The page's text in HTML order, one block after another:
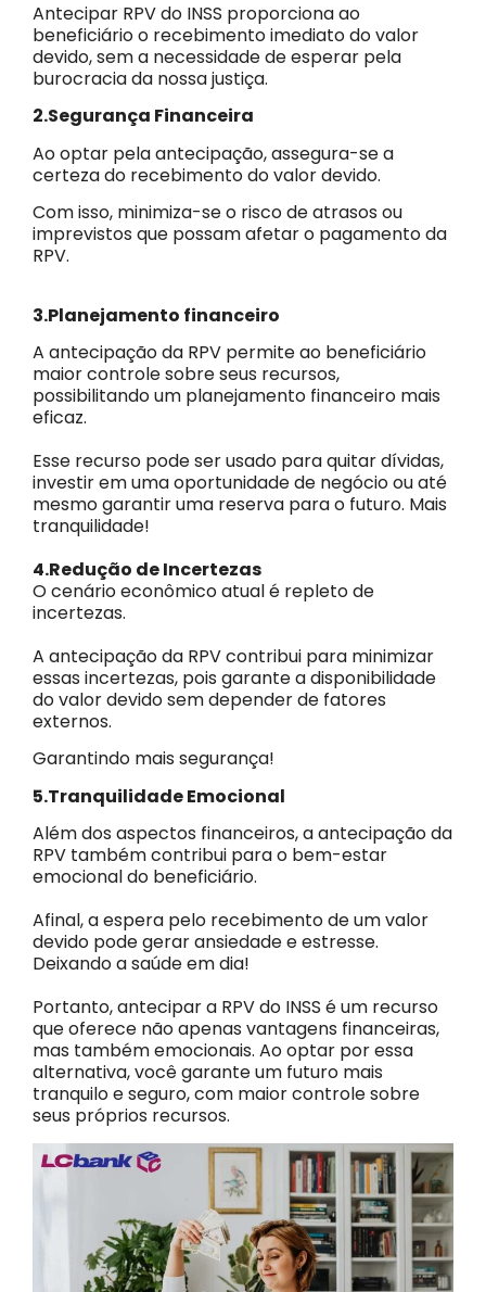
Antecipar RPV do INSS proporciona ao
beneficiário o recebimento imediato do valor
devido, sem a necessidade de esperar pela
burocracia da nossa justiça.
2.Segurança Financeira
Ao optar pela antecipação, assegura-se a
certeza do recebimento do valor devido.
Com isso, minimiza-se o risco de atrasos ou
imprevistos que possam afetar o pagamento da
RPV.
3.Planejamento financeiro
A antecipação da RPV permite ao beneficiário
maior controle sobre seus recursos,
possibilitando um planejamento financeiro mais
eficaz.
Esse recurso pode ser usado para quitar dívidas,
investir em uma oportunidade de negócio ou até
mesmo garantir uma reserva para o futuro. Mais
tranquilidade!
4.Redução de Incertezas
O cenário econômico atual é repleto de
incertezas.
A antecipação da RPV contribui para minimizar
essas incertezas, pois garante a disponibilidade
do valor devido sem depender de fatores
externos.
Garantindo mais segurança!
5.Tranquilidade Emocional
Além dos aspectos financeiros, a antecipação da
RPV também contribui para o bem-estar
emocional do beneficiário.
Afinal, a espera pelo recebimento de um valor
devido pode gerar ansiedade e estresse.
Deixando a saúde em dia!
Portanto, antecipar a RPV do INSS é um recurso
que oferece não apenas vantagens financeiras,
mas também emocionais. Ao optar por essa
alternativa, você garante um futuro mais
tranquilo e seguro, com maior controle sobre
seus próprios recursos.